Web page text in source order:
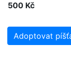
500 Kč
Adoptovat